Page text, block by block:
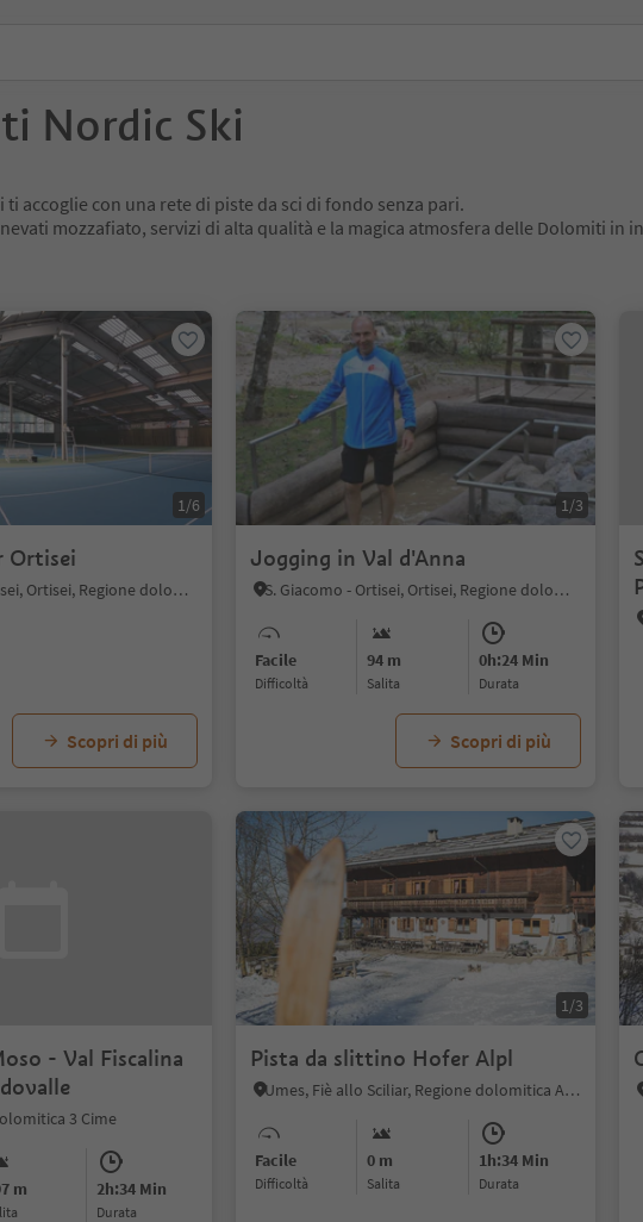
Nordic Ski
accoglie con una rete di piste da sci di fondo senza pari.
mozzafiato, servizi di alta qualità e la magica atmosfera delle Dolomiti in
1/6
Ortisei
Roncadizza - Ortisei, Ortisei, Regione dolomitica Val Gardena
Scopri di più
1/3
Jogging in Val d'Anna
S. Giacomo - Ortisei, Ortisei, Regione dolomitica Val Gardena
Facile
Difficoltà
94 m
Salita
0h:24 Min
durata
Scopri di più
- Val Fiscalina
3 Cime
m 2h:34 Min
durata
1/3
Pista da slittino Hofer Alpl
Umes, Fiè allo Sciliar, Regione dolomitica Alpe di Siusi
Facile
Difficoltà
0 m
Salita
1h:34 Min
durata